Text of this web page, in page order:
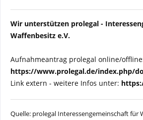
Wir unterstützen prolegal -
Waffenbesitz e.V.
Aufnahmeantrag prolegal online/
https://www.prolegal.de/index.php/
Link extern - weitere Infos unter:
Quelle: prolegal Interessengemeinschaft für